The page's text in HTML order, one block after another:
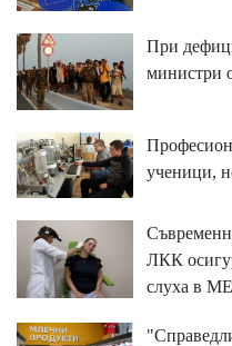
При
министри
ученици,
ЛКК
слуха в